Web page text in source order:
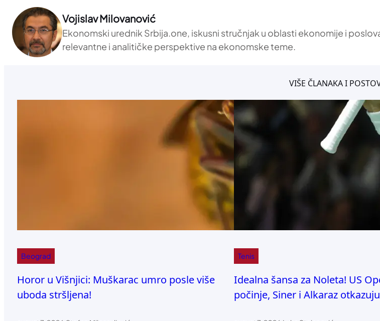
Vojislav Milovanović
Ekonomski urednik Srbija.one, iskusni stručnjak u oblasti ekonomije i
relevantne i analitičke perspektive na ekonomske teme.
VIŠE ČLANAKA I
Beograd
Horor u Višnjici: Muškarac umro posle više
uboda stršljena!
Tenis
Idealna šansa za Noleta! US
počinje, Siner i Alkaraz